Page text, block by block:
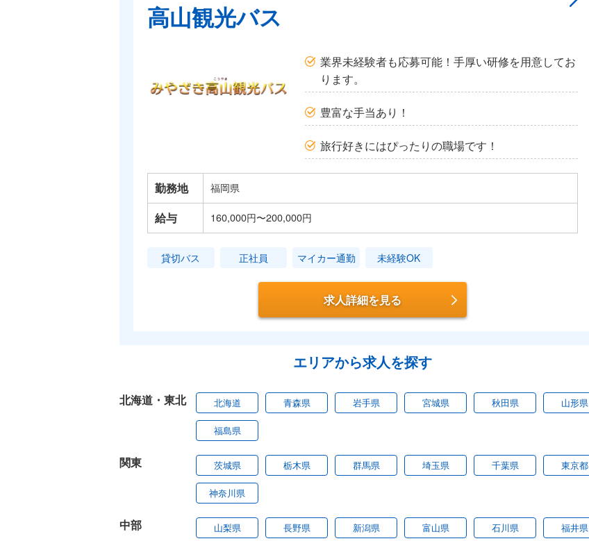
高山観光バス
業界未経験者も応募可能！手厚い研修を用意してお
ります。
豊富な手当あり！
旅行好きにはぴったりの職場です！
勤務地 福岡県
給与 160,000円〜200,000円
貸切バス 正社員 マイカー通勤 未経験OK
求人詳細を見る
エリアから求人を探す
北海道・東北 北海道 青森県 岩手県 宮城県 秋田県 山形県
福島県
関東 茨城県 栃木県 群馬県 埼玉県 千葉県 東京都
神奈川県
中部 山梨県 長野県 新潟県 富山県 石川県 福井県